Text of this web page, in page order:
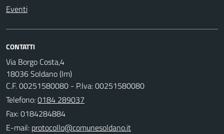
Eventi
CONTATTI
Via Borgo Costa,4
18036 Soldano (Im)
C.F. 00251580080 - P.Iva: 00251580080
Telefono:0184 289037
Fax: 0184284884
E-mail: